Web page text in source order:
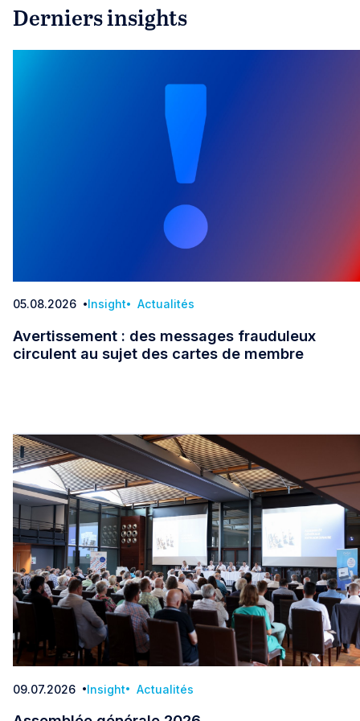
Derniers insights
Date
05.08.2026 Insight Actualités
Avertissement : des messages frauduleux
circulent au sujet des cartes de membre
Date
09.07.2026 Insight Actualités